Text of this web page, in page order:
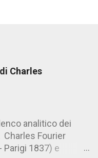
Charles
analitico dei
Fourier
Parigi 1837) e